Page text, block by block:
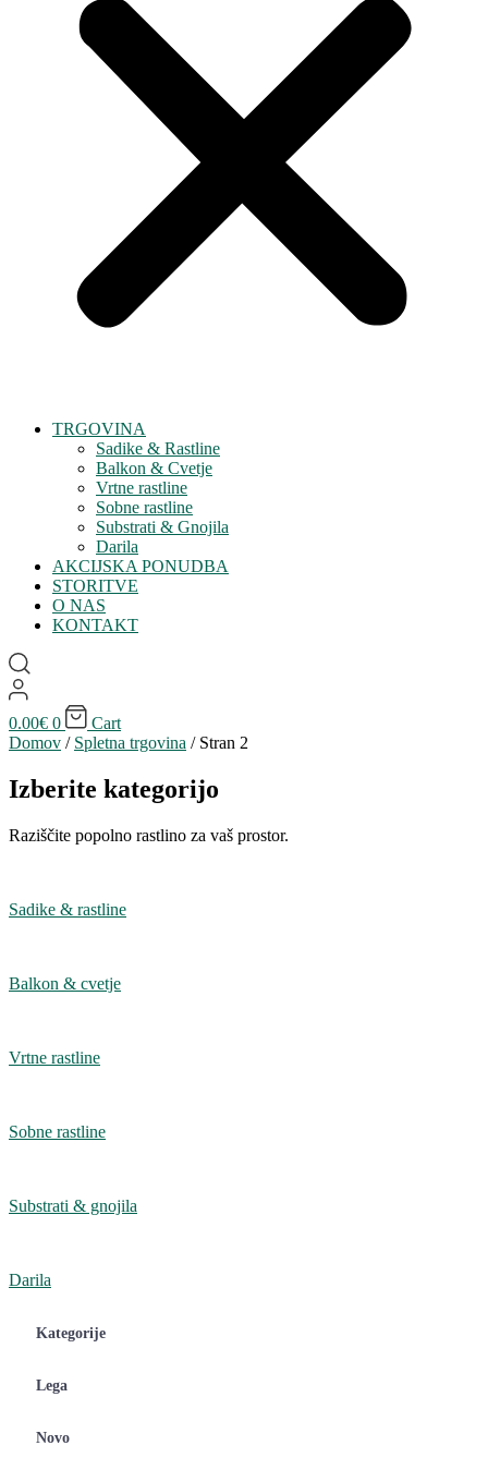
TRGOVINA
Sadike & Rastline
Balkon & Cvetje
Vrtne rastline
Sobne rastline
Substrati & Gnojila
Darila
AKCIJSKA PONUDBA
STORITVE
O NAS
KONTAKT
0.00€ 0
Cart
Domov / Spletna trgovina / Stran 2
Izberite kategorijo
Raziščite popolno rastlino za vaš prostor.
Sadike & rastline
Balkon & cvetje
Vrtne rastline
Sobne rastline
Substrati & gnojila
Darila
Kategorije
Lega
Novo